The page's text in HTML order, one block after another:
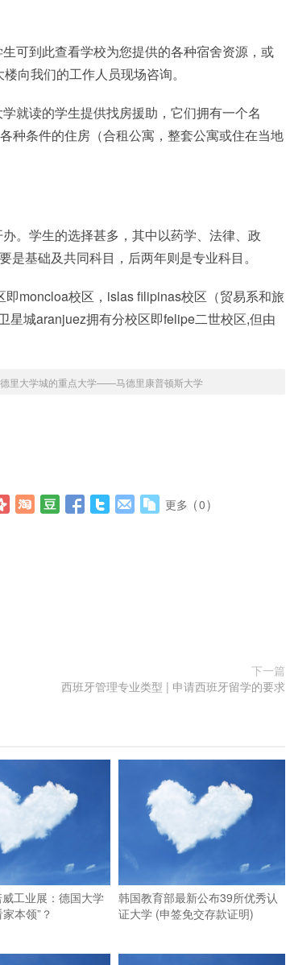
可到此查看学校为您提供的各种宿舍资源，或
向我们的工作人员现场咨询。
就读的学生提供找房援助，它们拥有一个名
种条件的住房（合租公寓，整套公寓或住在当地
。学生的选择甚多，其中以药学、法律、政
基础及共同科目，后两年则是专业科目。
moncloa校区，islas filipinas校区（贸易系和旅
星城aranjuez拥有分校区即felipe二世校区,但由
里大学城的重点大学——马德里康普顿斯大学
更多 (0)
下一篇
西班牙管理专业类型 | 申请西班牙留学的要求
工业展：德国大学
本领”？
韩国教育部最新公布39所优秀认
证大学 (申签免交存款证明)